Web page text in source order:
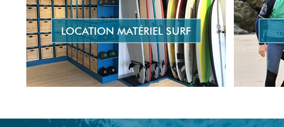
LOCATION MATÉRIEL SURF